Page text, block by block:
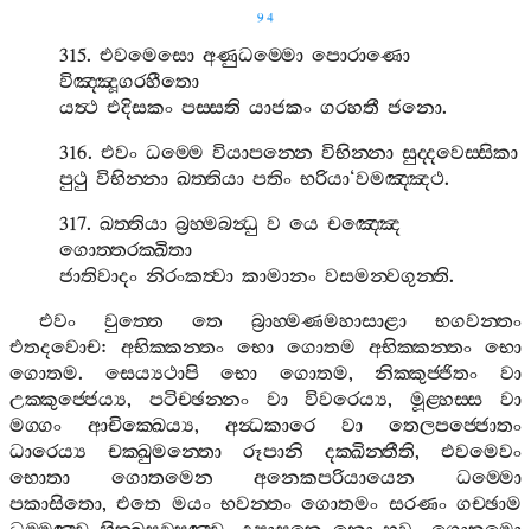
94
315.එවමෙසො අණුධම‍්මො පොරාණො
විඤ‍්ඤූගරහීතො
යත්‍ථ එදිසකං පස‍්සති යාජකං ගරහතී ජනො.
316.එවං ධම‍්මෙ වියාපන‍්නෙ විභින‍්නා සුද‍්දවෙස‍්සිකා
පුථු විභින‍්නා ඛත‍්තියා පතිං භරියා‘වමඤ‍්ඤථ.
317.ඛත‍්තියා බ්‍රහ‍්මබන්‍ධු ව යෙ චඤ‍්ඤෙ
ගොත‍්තරක‍්ඛිතා
ජාතිවාදං නිරංකත්‍වා කාමානං වසමන‍්වගුන‍්ති.
එවං
වුත‍්තෙ තෙ බ්‍රාහ‍්මණමහාසාළා
භගවන‍්තං
එතදවොච: අභික‍්කන‍්තං භො ගොතම අභික‍්කන‍්තං භො
ගොතම. සෙය්‍යථාපි භො ගොතම,නික‍්කුජ‍්ජිතං
වා
උක‍්කුජ‍්ජෙය්‍ය, පටිච‍්ඡන‍්නං වා විවරෙය්‍ය,මූළ‍්හස‍්ස
වා
මග‍්ගං
ආචික‍්ඛෙය්‍ය, අන්‍ධකාරෙ වා
තෙලපජ‍්ජොතං
ධාරෙය්‍ය
චක‍්ඛුමන‍්තො රූපානි දක‍්ඛින‍්තීති, එවමෙවං
භොතා
ගොතමෙන අනෙකපරියායෙන
ධම‍්මො
පකාසිතො,එතෙ මයං භවන‍්තං ගොතමං සරණං ගච‍්ඡාම